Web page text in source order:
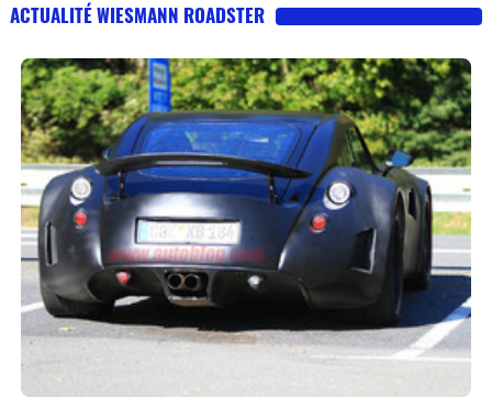
ACTUALITÉ WIESMANN ROADSTER